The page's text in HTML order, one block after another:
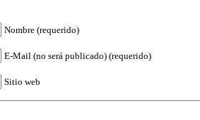
Nombre (requerido)
E-Mail (no será publicado) (requerido)
Sitio web